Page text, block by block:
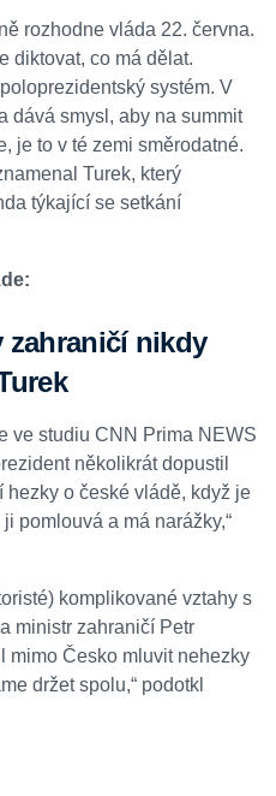
rozhodne vláda 22. června.
diktovat, co má dělat.
systém. V
dává smysl, aby na summit
je to v té zemi směrodatné.
Turek, který
týkající se setkání
zahraničí nikdy
ve studiu CNN Prima NEWS
několikrát dopustil
hezky o české vládě, když je
pomlouvá a má narážky,“
komplikované vztahy s
ministr zahraničí Petr
mimo Česko mluvit nehezky
držet spolu,“ podotkl